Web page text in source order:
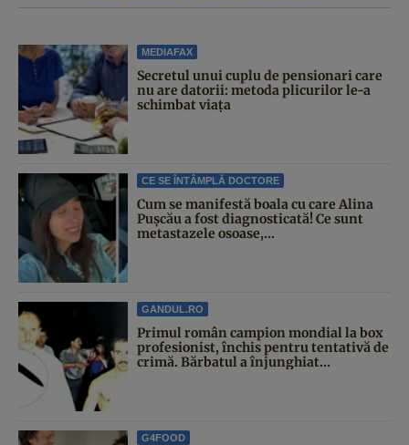
MEDIAFAX
Secretul unui cuplu de pensionari care
nu are datorii: metoda plicurilor le-a
schimbat viața
CE SE ÎNTÂMPLĂ DOCTORE
Cum se manifestă boala cu care Alina
Pușcău a fost diagnosticată! Ce sunt
metastazele osoase,...
GANDUL.RO
Primul român campion mondial la box
profesionist, închis pentru tentativă de
crimă. Bărbatul a înjunghiat...
G4FOOD